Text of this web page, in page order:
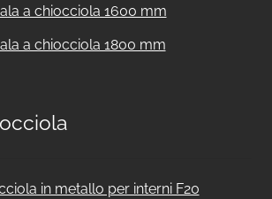
a chiocciola 1600 mm
a chiocciola 1800 mm
in metallo per interni F20